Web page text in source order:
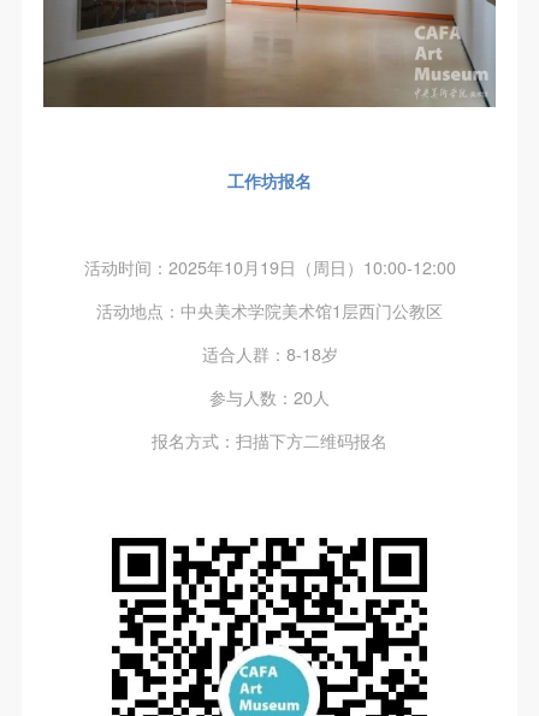
工作坊报名
活动时间：2025年10月19日（周日）10:00-12:00
活动地点：中央美术学院美术馆1层西门公教区
适合人群：8-18岁
参与人数：20人
报名方式：扫描下方二维码报名
永久使用。
四、许可使用费用
带有甲方肖像作品的拍摄费用由乙方承担。
（2）、本协议自甲乙双方签字（盖章）、勾选之日
起生效。
（3）、本协议包括纸质档和电子档，纸质档—式二
份，甲乙双方各执一份，均具有同等法律效力。
同意者意味着放弃参加此次活动的权利。凡参加这次
后，视作其家属也已知晓并同意。
我已认真阅读上述条款，并且同意。
永久使用。
四、许可使用费用
带有甲方肖像作品的拍摄费用由乙方承担。
（2）、本协议自甲乙双方签字（盖章）、勾选之日
起生效。
（3）、本协议包括纸质档和电子档，纸质档—式二
份，甲乙双方各执一份，均具有同等法律效力。
同意者意味着放弃参加此次活动的权利。凡参加这次
后，视作其家属也已知晓并同意。
我已认真阅读上述条款，并且同意。
永久使用。
四、许可使用费用
带有甲方肖像作品的拍摄费用由乙方承担。
（2）、本协议自甲乙双方签字（盖章）、勾选之日
起生效。
（3）、本协议包括纸质档和电子档，纸质档—式二
份，甲乙双方各执一份，均具有同等法律效力。
同意者意味着放弃参加此次活动的权利。凡参加这次
后，视作其家属也已知晓并同意。
我已认真阅读上述条款，并且同意。
快捷登录 帐号密码登录
手机号码
手机号码将作为您的登录账号